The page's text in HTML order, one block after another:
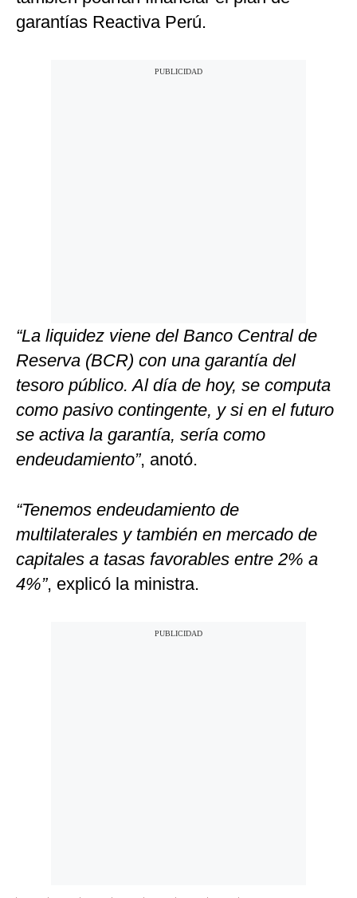
garantías Reactiva Perú.
“La liquidez viene del Banco Central de
Reserva (BCR) con una garantía del
tesoro público. Al día de hoy, se computa
como pasivo contingente, y si en el futuro
se activa la garantía, sería como
endeudamiento”, anotó.
“Tenemos endeudamiento de
multilaterales y también en mercado de
capitales a tasas favorables entre 2% a
4%”, explicó la ministra.